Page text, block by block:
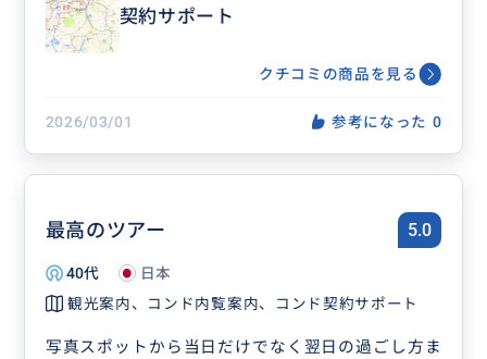
契約サポート
クチコミの商品を見る
2026/03/01 参考になった 0
最高のツアー 5.0
40代
日本
観光案内、コンド内覧案内、コンド契約サポート
写真スポットから当日だけでなく翌日の過ごし方ま